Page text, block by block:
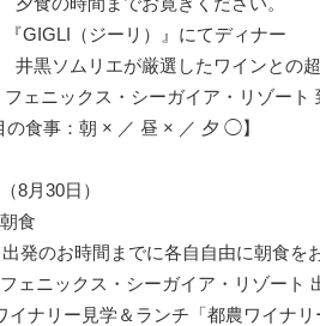
GIGLI（ジーリ）』にてディナー
ムリエが厳選したワインとの超豪
ェニックス・シーガイア・リゾート
の食事：朝 × ／ 昼 × ／ 夕 ◯】
8月30日）
食
お時間までに各自自由に朝食をお
ニックス・シーガイア・リゾート
イナリー見学＆ランチ「都農ワイナリ